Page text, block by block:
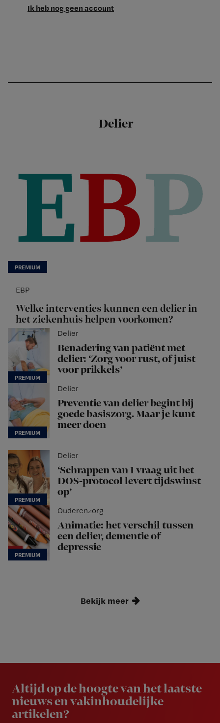
Ik heb nog geen account
Delier
EBP
Welke interventies kunnen een delier in
het ziekenhuis helpen voorkomen?
Delier
Benadering van patiënt met
delier: ‘Zorg voor rust, of juist
voor prikkels’
Delier
Preventie van delier begint bij
goede basiszorg. Maar je kunt
meer doen
Delier
‘Schrappen van 1 vraag uit het
DOS-protocol levert tijdswinst
op’
Ouderenzorg
Animatie: het verschil tussen
een delier, dementie of
depressie
Bekijk meer
Altijd op de hoogte van het laatste
nieuws en vakinhoudelijke
artikelen?